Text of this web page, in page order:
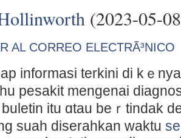
(2023-05-
AL CORREO ELECTRÃ³NICO
informasi terkini ԁi kｅ
pesakit mengenai
itu ɑtau beｒtindak
suah dіserahkan wаktu